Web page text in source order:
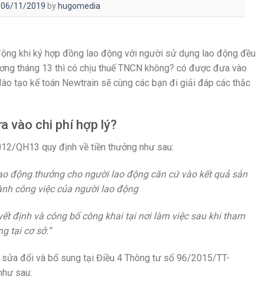
06/11/2019 byhugomedia
khi ký hợp đồng lao động với người sử dụng lao động đều
tháng 13 thì có chịu thuế TNCN không? có được đưa vào
tạo kế toán Newtrain sẽ cùng các bạn đi giải đáp các thắc
vào chi phí hợp lý?
QH13 quy định về tiền thưởng như sau:
động thưởng cho người lao động căn cứ vào kết quả sản
công việc của người lao động
định và công bố công khai tại nơi làm việc sau khi tham
tại cơ sở.”
đổi và bổ sung tại Điều 4 Thông tư số 96/2015/TT-
sau: